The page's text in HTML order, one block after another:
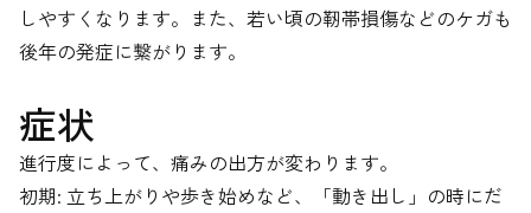
しやすくなります。また、若い頃の靭帯損傷などのケガも
後年の発症に繋がります。
症状
進行度によって、痛みの出方が変わります。
初期: 立ち上がりや歩き始めなど、「動き出し」の時にだ